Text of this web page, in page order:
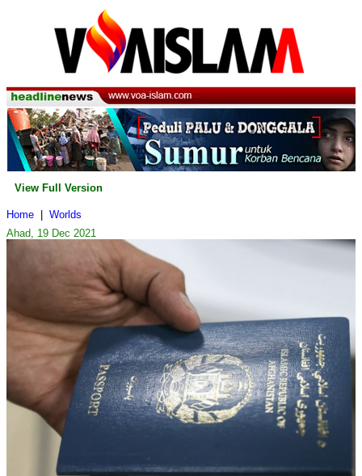
View Full Version
Home
Worlds
Ahad, 19 Dec 2021